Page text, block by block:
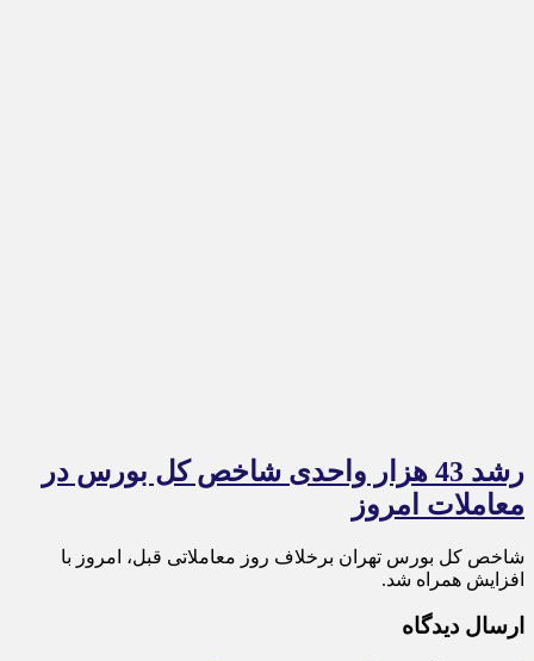
رشد 43 هزار واحدی شاخص کل بورس در
معاملات امروز
شاخص کل بورس تهران برخلاف روز معاملاتی قبل، امروز با
افزایش همراه شد.
ارسال دیدگاه